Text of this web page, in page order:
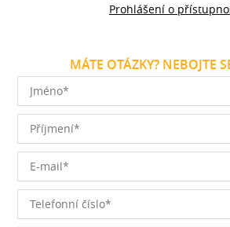
Prohlášení o
MÁTE OTÁZKY? NEBOJTE